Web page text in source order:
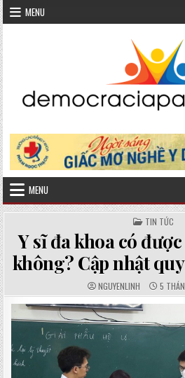
Skip
to
content
MENU
MENU
POSTED
IN
TIN TỨC
Y sĩ đa khoa có
không? Cập nhật
AUTHOR:
NGUYENLINH
DATE:
5